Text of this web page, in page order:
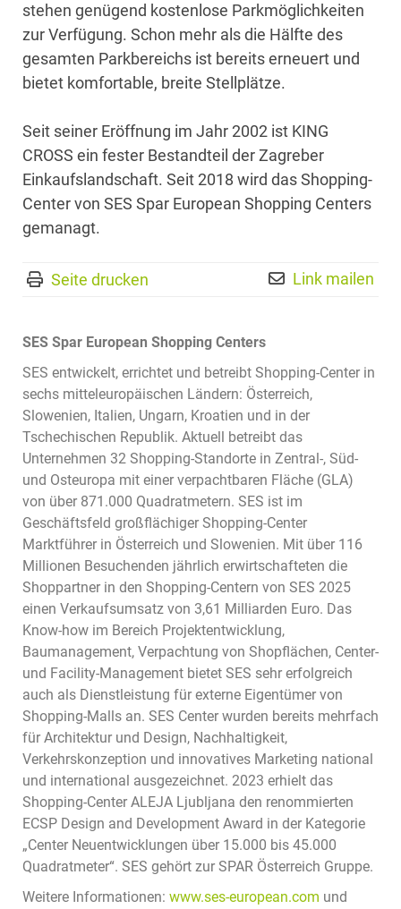
stehen genügend kostenlose Parkmöglichkeiten
zur Verfügung. Schon mehr als die Hälfte des
gesamten Parkbereichs ist bereits erneuert und
bietet komfortable, breite Stellplätze.
Seit seiner Eröffnung im Jahr 2002 ist KING
CROSS ein fester Bestandteil der Zagreber
Einkaufslandschaft. Seit 2018 wird das Shopping-
Center von SES Spar European Shopping Centers
gemanagt.
Seite drucken Link mailen
SES Spar European Shopping Centers
SES entwickelt, errichtet und betreibt Shopping-Center in
sechs mitteleuropäischen Ländern: Österreich,
Slowenien, Italien, Ungarn, Kroatien und in der
Tschechischen Republik. Aktuell betreibt das
Unternehmen 32 Shopping-Standorte in Zentral-, Süd-
und Osteuropa mit einer verpachtbaren Fläche (GLA)
von über 871.000 Quadratmetern. SES ist im
Geschäftsfeld großflächiger Shopping-Center
Marktführer in Österreich und Slowenien. Mit über 116
Millionen Besuchenden jährlich erwirtschafteten die
Shoppartner in den Shopping-Centern von SES 2025
einen Verkaufsumsatz von 3,61 Milliarden Euro. Das
Know-how im Bereich Projektentwicklung,
Baumanagement, Verpachtung von Shopflächen, Center-
und Facility-Management bietet SES sehr erfolgreich
auch als Dienstleistung für externe Eigentümer von
Shopping-Malls an. SES Center wurden bereits mehrfach
für Architektur und Design, Nachhaltigkeit,
Verkehrskonzeption und innovatives Marketing national
und international ausgezeichnet. 2023 erhielt das
Shopping-Center ALEJA Ljubljana den renommierten
ECSP Design and Development Award in der Kategorie
„Center Neuentwicklungen über 15.000 bis 45.000
Quadratmeter“. SES gehört zur SPAR Österreich Gruppe.
Weitere Informationen: www.ses-european.com und